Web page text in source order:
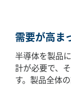
需要が高ま
半導体を製品
計が必要で、
す。製品全体